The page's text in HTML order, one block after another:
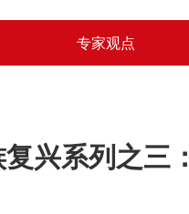
专家观点
兴系列之三